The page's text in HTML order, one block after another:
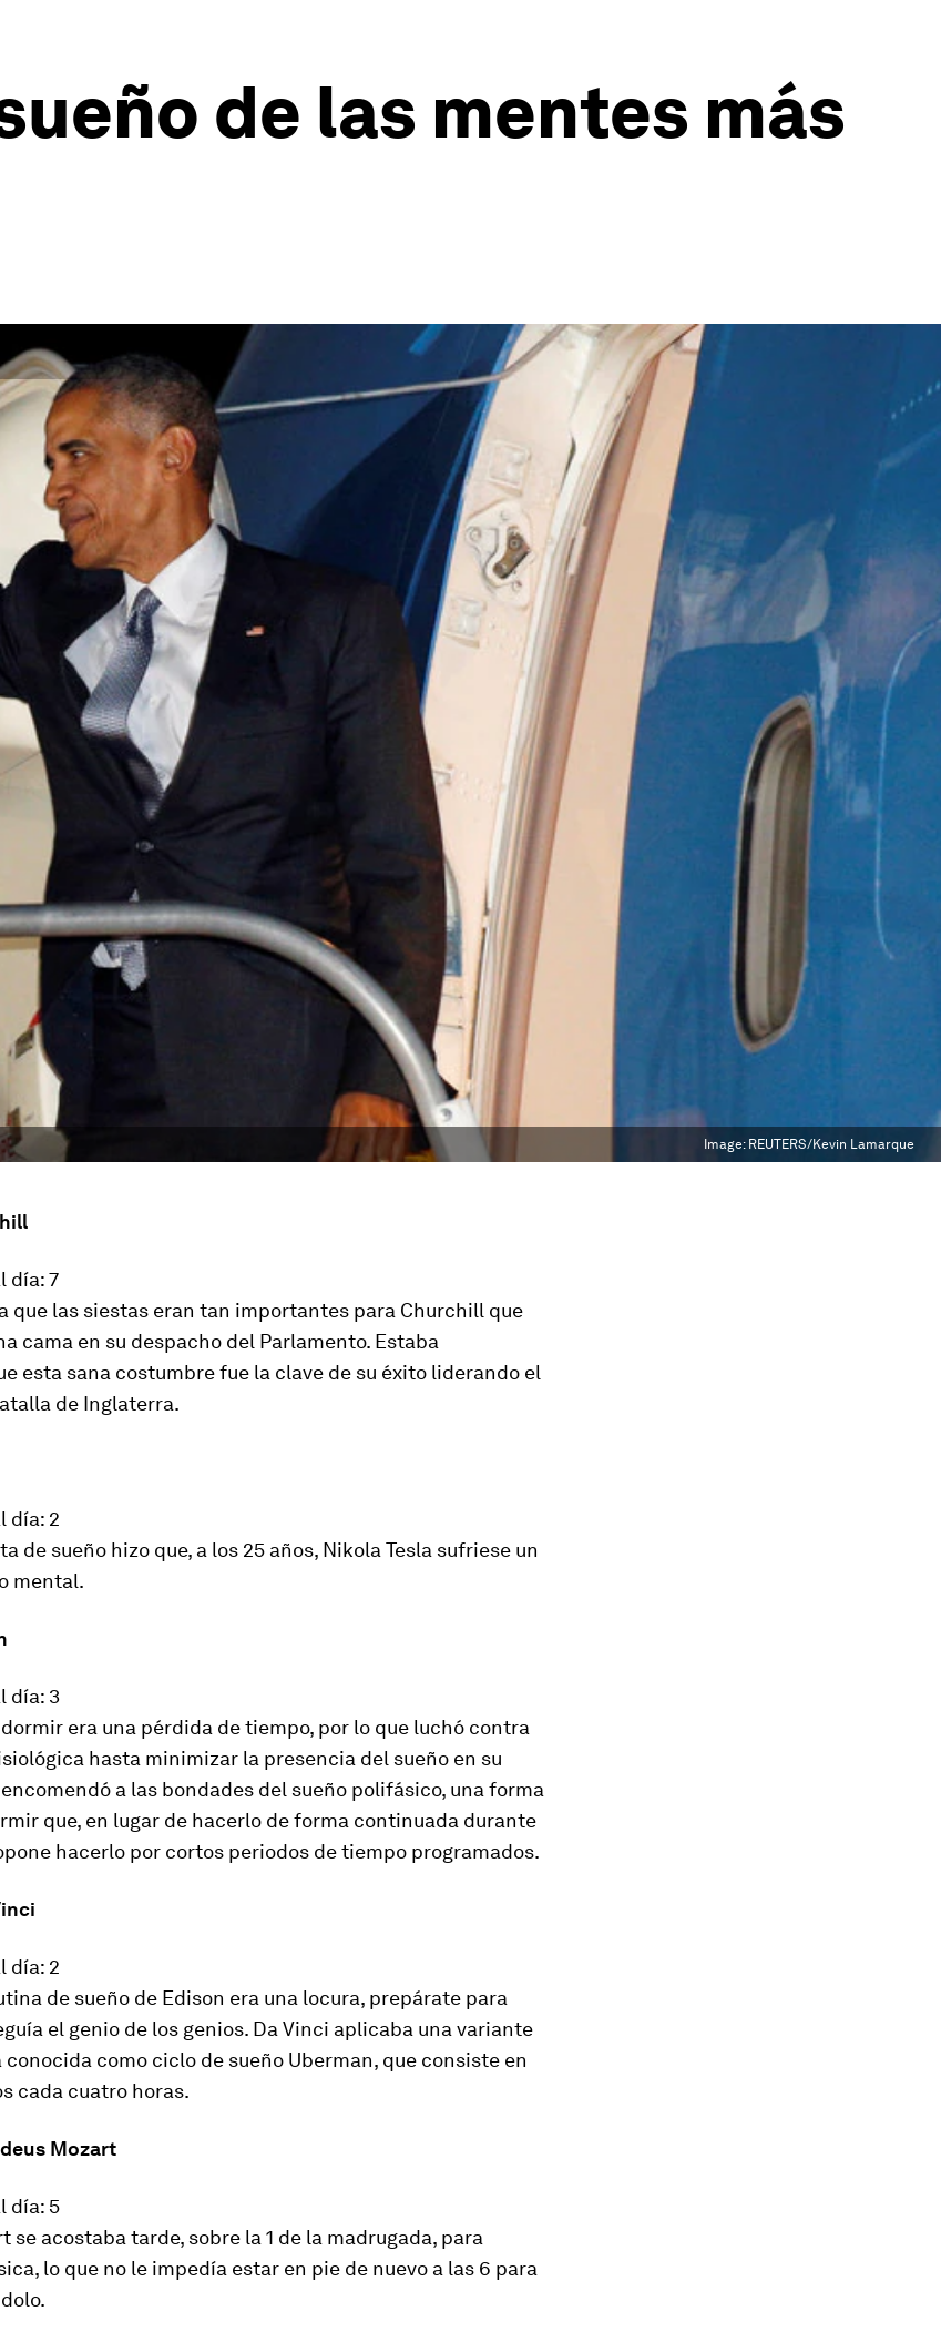
de las mentes más
Image: REUTERS/Kevin Lamarque
día: 7
que las siestas eran tan importantes para Churchill que
cama en su despacho del Parlamento. Estaba
esta sana costumbre fue la clave de su éxito liderando el
de Inglaterra.
día: 2
de sueño hizo que, a los 25 años, Nikola Tesla sufriese un
mental.
día: 3
era una pérdida de tiempo, por lo que luchó contra
hasta minimizar la presencia del sueño en su
a las bondades del sueño polifásico, una forma
que, en lugar de hacerlo de forma continuada durante
hacerlo por cortos periodos de tiempo programados.
día: 2
de sueño de Edison era una locura, prepárate para
el genio de los genios. Da Vinci aplicaba una variante
conocida como ciclo de sueño Uberman, que consiste en
cada cuatro horas.
Mozart
día: 5
se acostaba tarde, sobre la 1 de la madrugada, para
lo que no le impedía estar en pie de nuevo a las 6 para